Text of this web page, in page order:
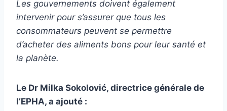
Les gouvernements doivent également
intervenir pour s’assurer que tous les
consommateurs peuvent se permettre
d’acheter des aliments bons pour leur santé et
la planète.
Le Dr Milka Sokolović, directrice générale de
l’EPHA, a ajouté :